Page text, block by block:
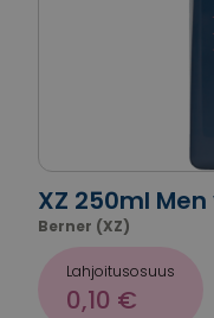
XZ 250ml
Berner (XZ)
Lahjoitusosuus
0,10 €